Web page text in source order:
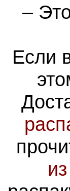
–
Если